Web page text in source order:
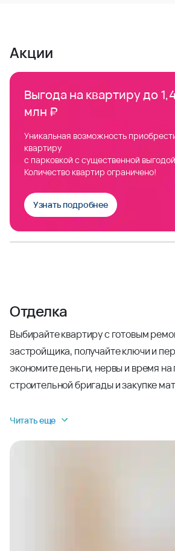
Акции
Выгода на квартиру до
млн ₽
Уникальная возможность
квартиру
с парковкой с существенной
Количество квартир ограничено!
Узнать подробнее
Отделка
Выбирайте квартиру с готовым
застройщика, получайте ключи и
экономите деньги, нервы и время на
строительной бригады и закупке
Читать еще